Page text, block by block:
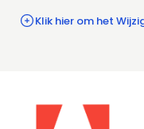
Klik hier om het